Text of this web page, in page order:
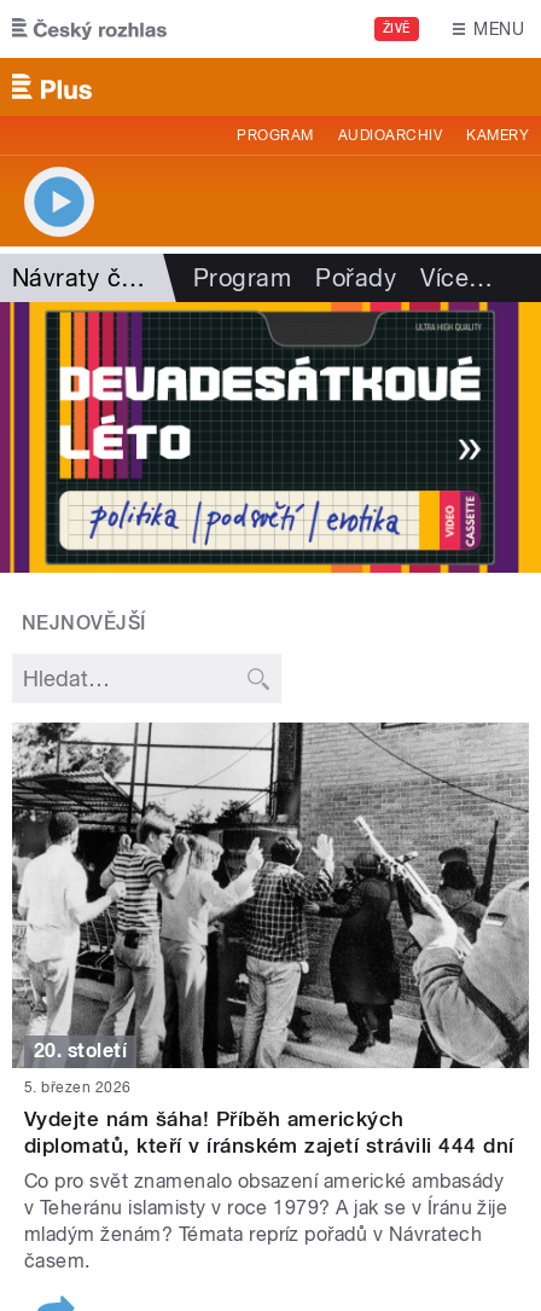
Přejít k hlavnímu obsahu
ŽIVĚ MENU
PROGRAM AUDIOARCHIV KAMERY
Návraty časem Program Pořady Více…
NEJNOVĚJŠÍ
20. století
5. březen 2026
Vydejte nám šáha! Příběh amerických
diplomatů, kteří v íránském zajetí strávili 444 dní
Co pro svět znamenalo obsazení americké ambasády
v Teheránu islamisty v roce 1979? A jak se v Íránu žije
mladým ženám? Témata repríz pořadů v Návratech
časem.